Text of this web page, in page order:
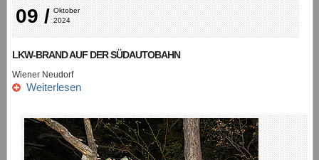
09 / Oktober
2024
LKW-BRAND AUF DER SÜDAUTOBAHN
Wiener Neudorf
Weiterlesen